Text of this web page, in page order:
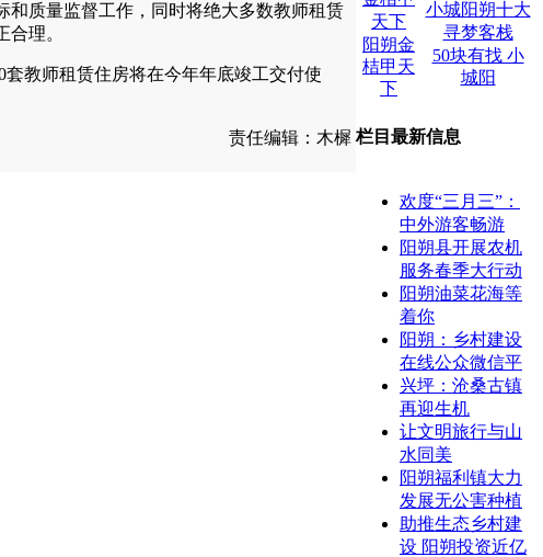
和质量监督工作，同时将绝大多数教师租赁
理。
教师租赁住房将在今年年底竣工交付使
责任编辑：木樨
阳朔金
桔甲天
下
50块有找 小
城阳
栏目最新信息
欢度“三月三”：
中外游客畅游
阳朔县开展农机
服务春季大行动
阳朔油菜花海等
着你
阳朔：乡村建设
在线公众微信平
兴坪：沧桑古镇
再迎生机
让文明旅行与山
水同美
阳朔福利镇大力
发展无公害种植
助推生态乡村建
设 阳朔投资近亿